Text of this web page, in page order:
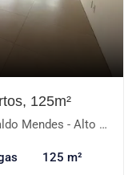
125m²
Boa Vista, Sorocaba-SP
125 m²